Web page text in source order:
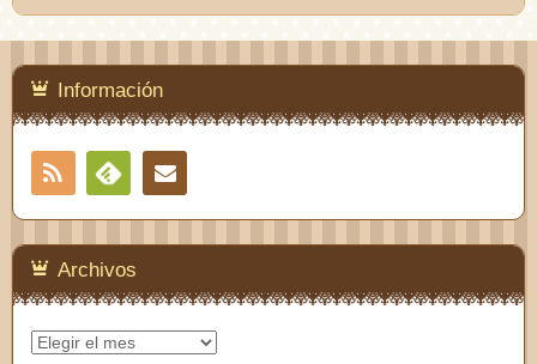
Información
RSS
Feedly
Archivos
Archivos